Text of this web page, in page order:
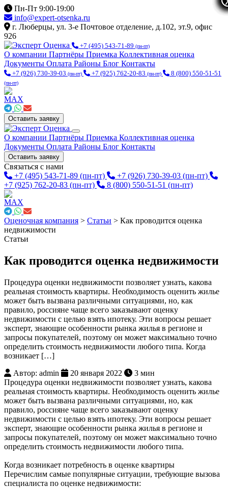
Пн-Пт 9:00-19:00
info@expert-otsenka.ru
г. Люберцы, ул. 3-е Почтовое отделение, д.102, эт.9, офис
926
+7 (495) 543-71-89 (пн-пт)
О компании Партнёры Приемка Коллективная оценка
Документы Оплата Районы Блог Контакты
+7 (926) 730-39-03 (пн-пт) +7 (925) 762-20-83 (пн-пт) 8 (800) 550-51-51
(пн-пт)
Оставить заявку
О компании Партнёры Приемка Коллективная оценка
Документы Оплата Районы Блог Контакты
Оставить заявку
Связаться с нами
+7 (495) 543-71-89 (пн-пт) +7 (926) 730-39-03 (пн-пт)
+7 (925) 762-20-83 (пн-пт) 8 (800) 550-51-51 (пн-пт)
Оценочная компания > Статьи > Как проводится оценка
недвижимости
Статьи
Как проводится оценка недвижимости
Процедура оценки недвижимости позволяет узнать, какова
реальная стоимость квартиры. Необходимость оценить жилье
может быть вызвана различными ситуациями, но, как
правило, россияне чаще всего заказывают оценку
недвижимости с целью взять ипотеку. Эти вопросы решает
эксперт, знающие особенности рынка жилья в регионе и
запросы покупателей, поэтому он может максимально точно
определить стоимость недвижимости любого типа. Когда
возникает […]
Автор: admin
20 января 2022
3 мин
Процедура оценки недвижимости позволяет узнать, какова
реальная стоимость квартиры. Необходимость оценить жилье
может быть вызвана различными ситуациями, но, как
правило, россияне чаще всего заказывают оценку
недвижимости с целью взять ипотеку. Эти вопросы решает
эксперт, знающие особенности рынка жилья в регионе и
запросы покупателей, поэтому он может максимально точно
определить стоимость недвижимости любого типа.
Когда возникает потребность в оценке квартиры
Перечислим самые популярные ситуации, требующие вызова
специалиста по оценке недвижимости: